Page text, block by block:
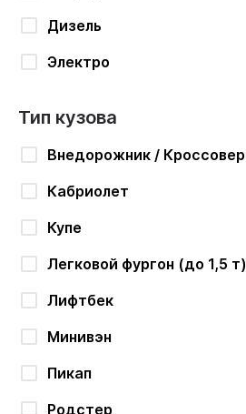
Дизель
Электро
Тип кузова
Внедорожник / Кроссовер
Кабриолет
Купе
Легковой фургон (до 1,5 т)
Лифтбек
Минивэн
Пикап
Родстер